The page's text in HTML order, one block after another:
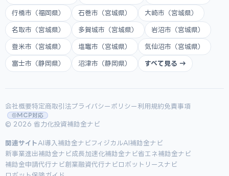
行橋市（福岡県） 石巻市（宮城県） 大崎市（宮城県）
名取市（宮城県） 多賀城市（宮城県） 岩沼市（宮城県）
登米市（宮城県） 塩竈市（宮城県） 気仙沼市（宮城県）
富士市（静岡県） 沼津市（静岡県） すべて見る →
会社概要特定商取引法プライバシーポリシー 利用規約免責事項
MCP対応
© 2026 省力化投資補助金ナビ
関連サイト AI導入補助金ナビ フィジカルAI補助金ナビ
新事業進出補助金ナビ成長加速化補助金ナビ省エネ補助金ナビ
補助金申請代行ナビ創業融資代行ナビ ロボットリースナビ